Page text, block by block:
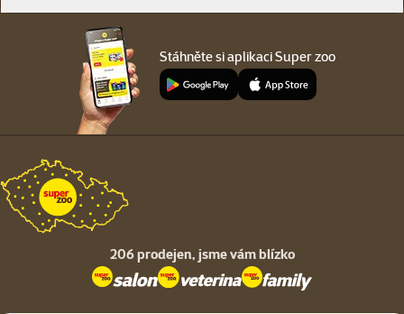
Stáhněte si aplikaci Super zoo
206 prodejen, jsme vám blízko